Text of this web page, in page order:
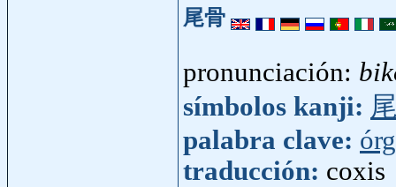
尾骨
pronunciación:
símbolos kanji:
palabra clave:
traducción: coxis